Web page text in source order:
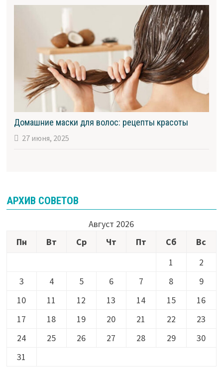
Домашние маски для волос: рецепты красоты
27 июня, 2025
АРХИВ СОВЕТОВ
Август 2026
Пн
Вт Ср Чт Пт Сб
Вс
1
2
3
4 5 6 7 8
9
10
11 12 13 14 15
16
17
18 19 20 21 22
23
24
25 26 27 28 29
30
31